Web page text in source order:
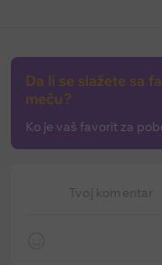
Tvoj komentar
Da li se slažete sa
meču?
Ko je vaš favorit za